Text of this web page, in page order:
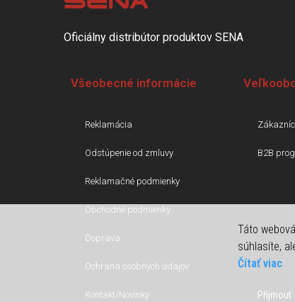
Oficiálny distribútor produktov SENA
Všeobecné informácie
Reklamácia
Odstúpenie od zmluvy
Reklamačné podmienky
Obchodné podmienky
Doprava
Ochrana osobných údajov
Kontakt/Novinky
B2B
Táto
súhlasíte,
Čítať viac
Přijmout